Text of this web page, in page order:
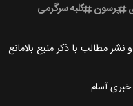
پرسون کلبه سرگرمی
مطالب با ذکر منبع بلامانع
آسام